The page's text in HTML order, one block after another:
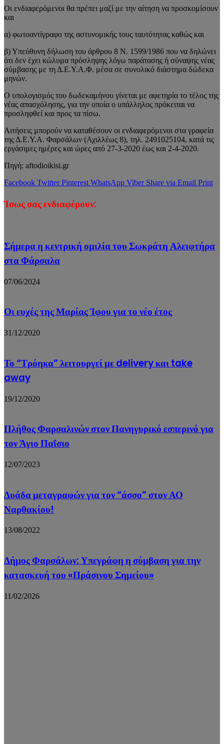
Οι ενδιαφερόμενοι θα πρέπει μαζί με την αίτηση να προσκομίσουν
και
α) φωτοαντίγραφο της αστυνομικής τους ταυτότητας καθώς και
β) Υπεύθυνη δήλωση του άρθρου 8 Ν. 1599/1986 που να δηλώνει
ότι δεν έχει κώλυμα πρόσληψης λόγω παράτασης ή σύναψης νέας
σύμβασης με τη Δ.Ε.Υ.Α.Φ. μέσα σε συνολικό διάστημα δώδεκα
μηνών.
Ο υπολογισμός του δωδεκαμήνου γίνεται με αφετηρία το τέλος της
νέας απασχόλησης, για την οποία ο υπάλληλος πρόκειται να
προσληφθεί και προς τα πίσω.
Αιτήσεις μπορούν να καταθέσουν οι ενδιαφερόμενοι στα γραφεία
της Δ.Ε.Υ.Α. Φαρσάλων (Αχιλλέως 8), τηλ. 2491025104, κατά τις
εργάσιμες ημέρες και ώρες από 27-3-2020 έως και 2-4-2020.
Πηγή: aftodioikisi.gr
Facebook Twitter Pinterest WhatsApp Viber Share via Email Print
Ίσως σας ενδιαφέρουν:
Σήμερα η κεντρική ομιλία του Σωκράτη Αλειφτήρα
στα Φάρσαλα
07/06/2024
Οι ευχές της Μαρίας Ίφου για το νέο έτος
31/12/2020
Το “Τρόηκα” λειτουργεί με delivery και take
away
19/12/2020
Πλήθος Φαρσαλινών στον Πανηγυρικό εσπερινό για
τον Άγιο Παΐσιο
12/07/2023
Δυάδα μεταγραφών για τον “άσσο” στον ΑΟ
Ναρθακίου!
13/08/2022
Δήμος Φαρσάλων: Υπεγράφη η σύμβαση για την
κατασκευή του «Πράσινου Σημείου»
11/02/2026